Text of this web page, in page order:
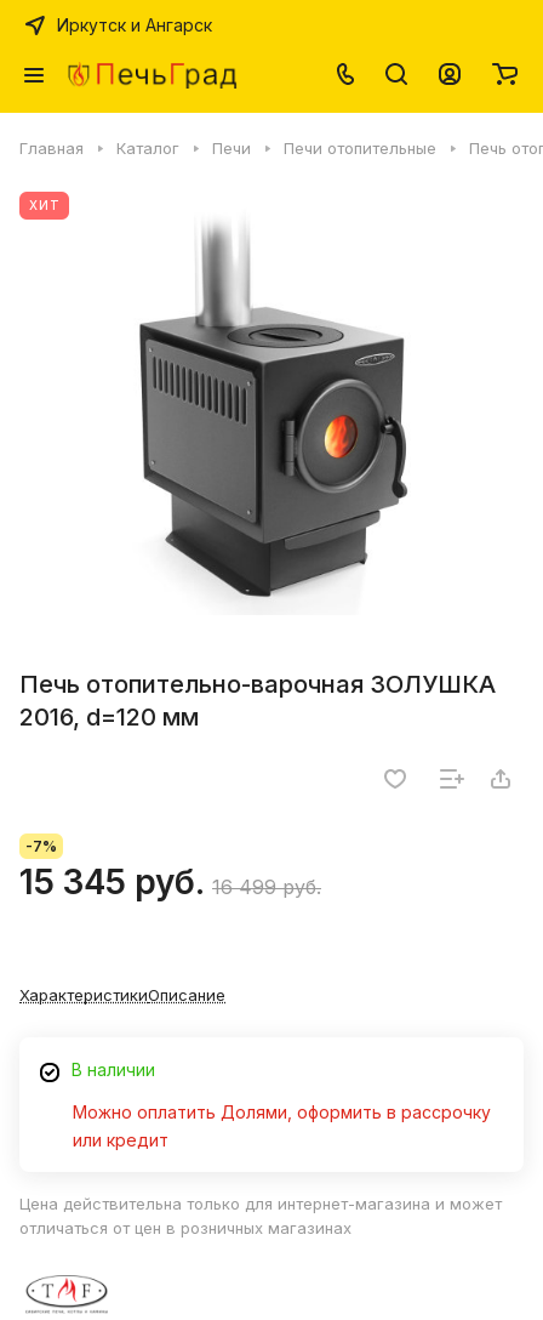
Иркутск и Ангарск
Главная Каталог Печи Печи отопительные Печь
ХИТ
Печь отопительно-варочная ЗОЛУШКА
2016, d=120 мм
-7%
15 345 руб. 16 499 руб.
ХарактеристикиОписание
В наличии
Можно оплатить Долями, оформить в рассрочку
или кредит
Цена действительна только для интернет-магазина и может
отличаться от цен в розничных магазинах